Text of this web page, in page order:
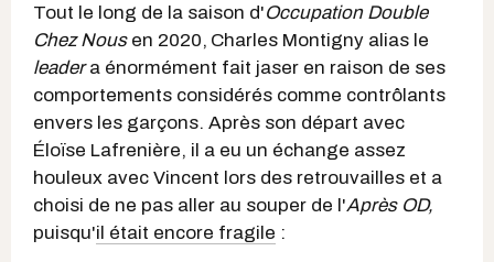
Tout le long de la saison d'Occupation Double
Chez Nous en 2020, Charles Montigny alias le
leadera énormément fait jaser en raison de ses
comportements considérés comme contrôlants
envers les garçons. Après son départ avec
Éloïse Lafrenière, il a eu un échange assez
houleux avec Vincent lors des retrouvailles et a
choisi de ne pas aller au souper de l'Après OD,
puisqu'il était encore fragile :